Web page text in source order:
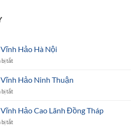
Hảo Hà Nội
bị tắtở
khoáng
Hảo
Nội
Hảo Ninh Thuận
bị tắtở
khoáng
Hảo
Hảo Cao Lãnh Đồng Tháp
bị tắtở